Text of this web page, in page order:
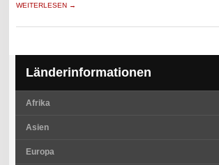
WEITERLESEN →
Länderinformationen
Afrika
Asien
Europa